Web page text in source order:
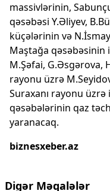
massivlərinin,
qəsəbəsi Y.Əliyev,
küçələrinin və
Maştağa qəsəbəsinin
M.Şəfai, G.Əsgərova,
rayonu üzrə
Suraxanı rayonu
qəsəbələrinin qaz
yaranacaq.
biznesxeber.az
Digər Məqalələr